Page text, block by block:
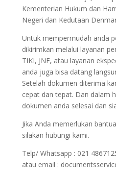
Kementerian Hukum dan
Negeri dan Kedutaan
Untuk mempermudah anda
dikirimkan melalui layanan
TIKI, JNE, atau layanan
anda juga bisa datang
Setelah dokumen diterima
cepat dan tepat. Dan dalam
dokumen anda selesai dan
Jika Anda memerlukan
silakan hubungi kami.
Telp/ Whatsapp : 021
atau email :